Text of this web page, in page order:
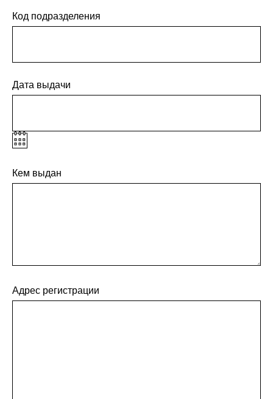
Код подразделения
Дата выдачи
Кем выдан
Адрес регистрации